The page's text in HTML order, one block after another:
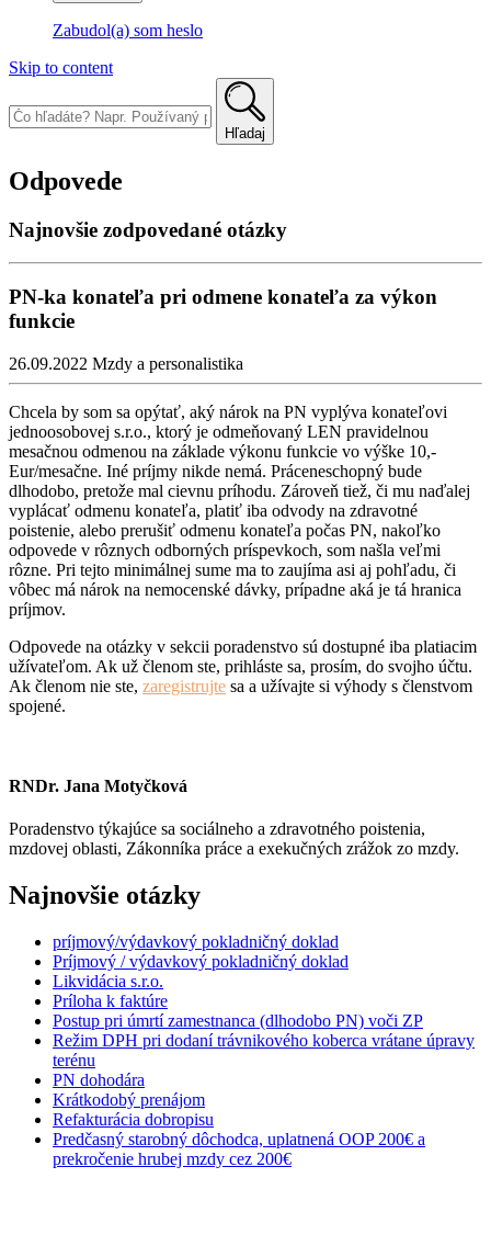
Zabudol(a) som heslo
Skip to content
Hľadaj
Odpovede
Najnovšie zodpovedané otázky
PN-ka konateľa pri odmene konateľa za výkon
funkcie
26.09.2022 Mzdy a personalistika
Chcela by som sa opýtať, aký nárok na PN vyplýva konateľovi
jednoosobovej s.r.o., ktorý je odmeňovaný LEN pravidelnou
mesačnou odmenou na základe výkonu funkcie vo výške 10,-
Eur/mesačne. Iné príjmy nikde nemá. Práceneschopný bude
dlhodobo, pretože mal cievnu príhodu. Zároveň tiež, či mu naďalej
vyplácať odmenu konateľa, platiť iba odvody na zdravotné
poistenie, alebo prerušiť odmenu konateľa počas PN, nakoľko
odpovede v rôznych odborných príspevkoch, som našla veľmi
rôzne. Pri tejto minimálnej sume ma to zaujíma asi aj pohľadu, či
vôbec má nárok na nemocenské dávky, prípadne aká je tá hranica
príjmov.
Odpovede na otázky v sekcii poradenstvo sú dostupné iba platiacim
užívateľom. Ak už členom ste, prihláste sa, prosím, do svojho účtu.
Ak členom nie ste, zaregistrujte sa a užívajte si výhody s členstvom
spojené.
RNDr. Jana Motyčková
Poradenstvo týkajúce sa sociálneho a zdravotného poistenia,
mzdovej oblasti, Zákonníka práce a exekučných zrážok zo mzdy.
Najnovšie otázky
príjmový/výdavkový pokladničný doklad
Príjmový / výdavkový pokladničný doklad
Likvidácia s.r.o.
Príloha k faktúre
Postup pri úmrtí zamestnanca (dlhodobo PN) voči ZP
Režim DPH pri dodaní trávnikového koberca vrátane úpravy
terénu
PN dohodára
Krátkodobý prenájom
Refakturácia dobropisu
Predčasný starobný dôchodca, uplatnená OOP 200€ a
prekročenie hrubej mzdy cez 200€